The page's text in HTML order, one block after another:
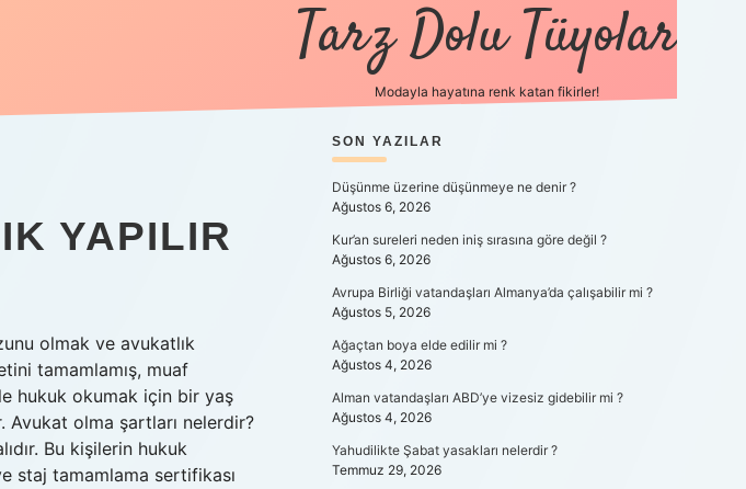
Tarz Dolu Tüyolar
Modayla hayatına renk katan fikirler!
YAPILIR
olmak ve avukatlık
tamamlamış, muaf
hukuk okumak için bir yaş
Avukat olma şartları nelerdir?
Bu kişilerin hukuk
staj tamamlama sertifikası
SIDEBAR
SON YAZILAR
Düşünme üzerine düşünmeye ne denir ?
Ağustos 6, 2026
Kur’an sureleri neden iniş sırasına göre değil ?
Ağustos 6, 2026
Avrupa Birliği vatandaşları Almanya’da çalışabilir mi ?
Ağustos 5, 2026
Ağaçtan boya elde edilir mi ?
Ağustos 4, 2026
Alman vatandaşları ABD’ye vizesiz gidebilir mi ?
Ağustos 4, 2026
Yahudilikte Şabat yasakları nelerdir ?
Temmuz 29, 2026
hiltonbet güncel girişhttps://www.betexper.xyz/